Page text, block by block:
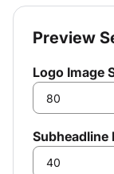
Preview
Logo Image
Subheadline